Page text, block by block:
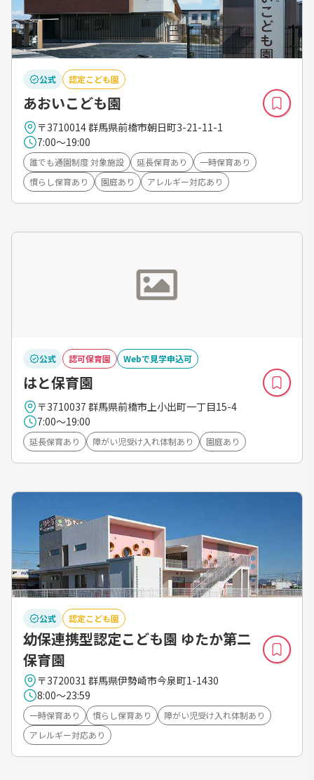
公式 認定こども園
あおいこども園
〒3710014 群馬県前橋市朝日町3-21-11-1
7:00～19:00
誰でも通園制度 対象施設 延長保育あり
一時保育あり
慣らし保育あり
園庭あり アレルギー対応あり
公式 認可保育園 Webで見学申込可
はと保育園
〒3710037 群馬県前橋市上小出町一丁目15-4
7:00～19:00
延長保育あり 障がい児受け入れ体制あり 園庭あり
公式 認定こども園
幼保連携型認定こども園 ゆたか第二
保育園
〒3720031 群馬県伊勢崎市今泉町1-1430
8:00～23:59
一時保育あり 慣らし保育あり
障がい児受け入れ体制あり
アレルギー対応あり